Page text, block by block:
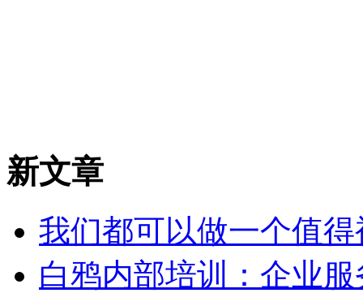
新文章
我们都可以做一个值
白鸦内部培训：企业